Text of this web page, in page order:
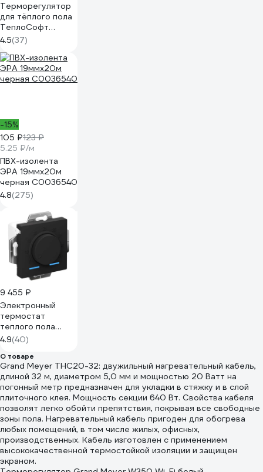
Терморегулятор
для тёплого пола
ТеплоСофт
механический RTC
70.26 белый 7026
4.5(37)
-15%
105 ₽123 ₽
5.25 ₽/м
ПВХ-изолента
ЭРА 19ммх20м
черная C0036540
4.8(275)
9 455 ₽
Электронный
термостат
теплого пола
Systeme Electric
AtlasDesign с
датчиком, 10A,
механизм, карбон
ATN001035
4.9(40)
О товаре
Grand Meyer THC20-32: двужильный нагревательный кабель,
длиной 32 м, диаметром 5,0 мм и мощностью 20 Ватт на
погонный метр предназначен для укладки в стяжку и в слой
плиточного клея. Мощность секции 640 Вт. Свойства кабеля
позволят легко обойти препятствия, покрывая все свободные
зоны пола. Нагревательный кабель пригоден для обогрева
любых помещений, в том числе жилых, офисных,
производственных. Кабель изготовлен с применением
высококачественной термостойкой изоляции и защищен
экраном.